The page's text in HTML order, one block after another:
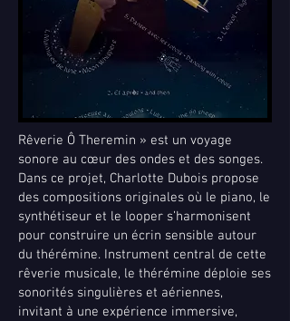
Rêverie Ô Theremin » est un voyage
sonore au cœur des ondes et des songes.
Dans ce projet, Charlotte Dubois propose
des compositions originales où le piano, le
synthétiseur et le looper s’harmonisent
pour construire un écrin sensible autour
du thérémine. Instrument central de cette
rêverie musicale, le thérémine déploie ses
sonorités singulières et aériennes,
invitant à une expérience immersive,